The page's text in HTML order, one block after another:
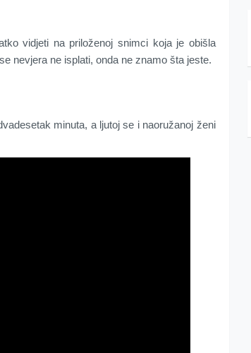
vidjeti na priloženoj snimci koja je obišla
nevjera ne isplati, onda ne znamo šta jeste.
minuta, a ljutoj se i naoružanoj ženi